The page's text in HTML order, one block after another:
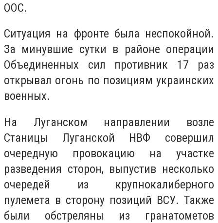
ООС.
Ситуация на фронте была неспокойной.
За минувшие сутки в районе операции
Объединенных сил противник 17 раз
открывал огонь по позициям украинских
военных.
На Луганском направлении возле
Станицы Луганской НВФ совершил
очередную провокацию на участке
разведения сторон, выпустив несколько
очередей из крупнокалиберного
пулемета в сторону позиций ВСУ. Также
были обстреляны из гранатометов